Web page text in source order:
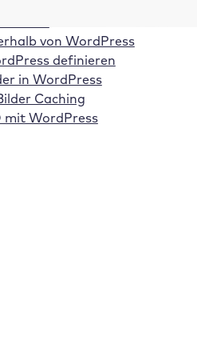
von WordPress
definieren
in WordPress
Caching
mit WordPress